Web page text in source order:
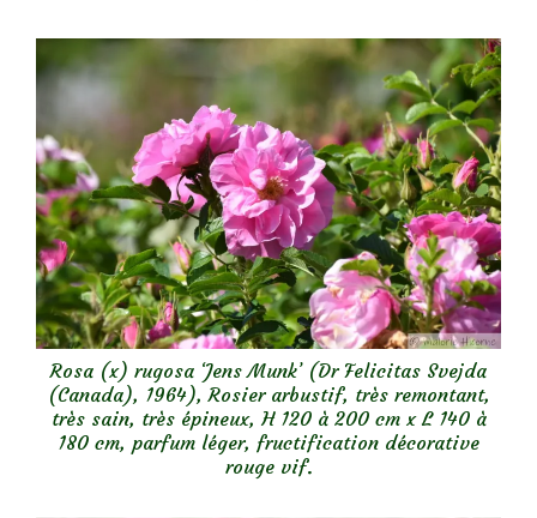
Rosa (x) rugosa ‘Jens Munk’ (Dr Felicitas Svejda
(Canada), 1964), Rosier arbustif, très remontant,
très sain, très épineux, H 120 à 200 cm x L 140 à
180 cm, parfum léger, fructification décorative
rouge vif.